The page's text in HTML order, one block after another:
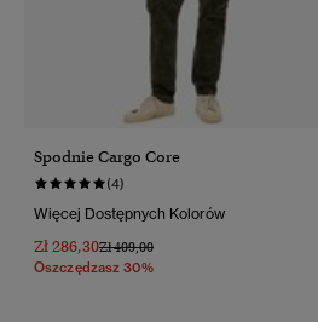
Spodnie Cargo Core
(4)
Więcej Dostępnych Kolorów
Zł 286,30Cena Obniżona Od
Zł 409,00Do
Oszczędzasz 30%